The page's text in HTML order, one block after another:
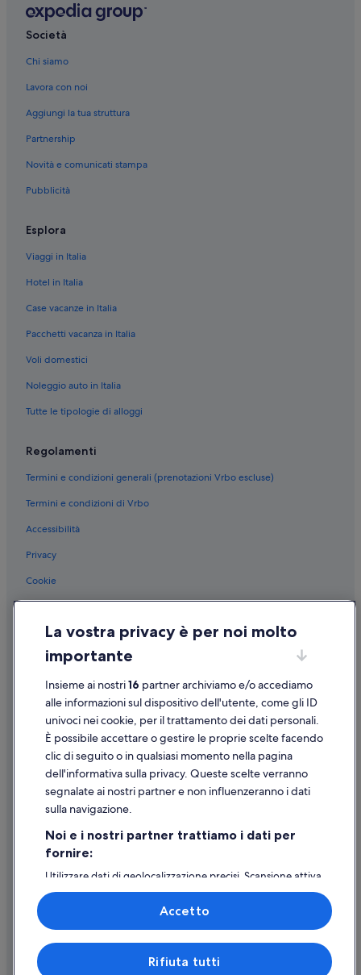
Vado Ligure: Cottage
Vado Ligure: Case private in affitto
Vado Ligure: Appartamenti
Torre del Mare: Cottage
Torre del Mare: Affittacamere
Spotorno: Parchi vacanze
Isola di Bergeggi: hotel nelle vicinanze
Torre del Mare: hotel
Spotorno: hotel
Vado Ligure: Hotel sulla spiaggia
Bergeggi: Hotel di lusso
Bergeggi: Hotel con palestra
Bergeggi: Hotel romantici
Bergeggi: Hotel per golfisti
Bergeggi: Hotel con bar
Spotorno: Hotel con piscina
Spotorno: Hotel per golfisti
Bergeggi: hotel a 3 stelle
Bergeggi: hotel a 4 stelle
Bergeggi: hotel a 5 stelle
Vado Ligure: hotel a 3 stelle
Società
Chi siamo
Lavora con noi
Aggiungi la tua struttura
Partnership
Novità e comunicati stampa
Pubblicità
Esplora
Viaggi in Italia
Hotel in Italia
Case vacanze in Italia
Pacchetti vacanza in Italia
Voli domestici
Noleggio auto in Italia
Tutte le tipologie di alloggi
Regolamenti
Termini e condizioni generali (prenotazioni Vrbo escluse)
Termini e condizioni di Vrbo
Accessibilità
Privacy
Cookie
Informazioni legali/Contatti
Linee guida sui contenuti e segnalazione dei contenuti
Supporto
Assistenza clienti
Contattaci
Come cancellare un volo
Come modificare la prenotazione di un hotel o una casa vacanze
Utilizzare un coupon Expedia
Documenti per i viaggi internazionali
© 2026 Expedia, Inc., una società di Expedia Group. Tutti i diritti riservati.
La vostra privacy è per noi molto
importante
Insieme ai nostri16 partner archiviamo e/o accediamo
alle informazioni sul dispositivo dell'utente, come gli ID
univoci nei cookie, per il trattamento dei dati personali.
È possibile accettare o gestire le proprie scelte facendo
clic di seguito o in qualsiasi momento nella pagina
dell'informativa sulla privacy. Queste scelte verranno
segnalate ai nostri partner e non influenzeranno i dati
sulla navigazione.
Noi e i nostri partner trattiamo i dati per
fornire:
Utilizzare dati di geolocalizzazione precisi. Scansione attiva
delle caratteristiche del dispositivo ai fini
dell’identificazione. Archiviare informazioni su dispositivo
e/o accedervi. Pubblicità e contenuti personalizzati,
misurazione delle prestazioni dei contenuti e degli
annunci, ricerche sul pubblico, sviluppo di servizi.
Elenco dei partner (fornitori)
Rifiuta tutti
Accetto